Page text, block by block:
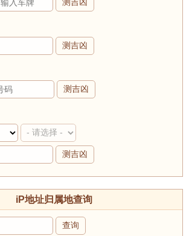
测吉凶
测吉凶
测吉凶
iP地址归属地查询
查询